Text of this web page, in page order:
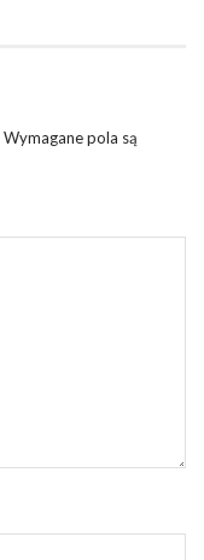
Wymagane pola są